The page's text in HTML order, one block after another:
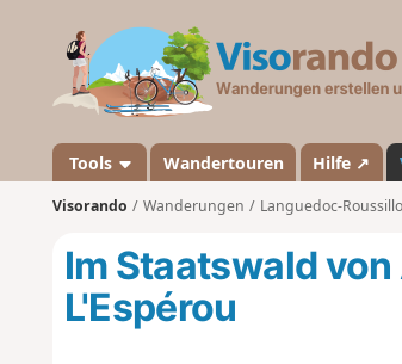
Tools Wandertouren Hilfe ↗
Visorando Wanderungen Languedoc-
Im Staatswald
L'Espérou